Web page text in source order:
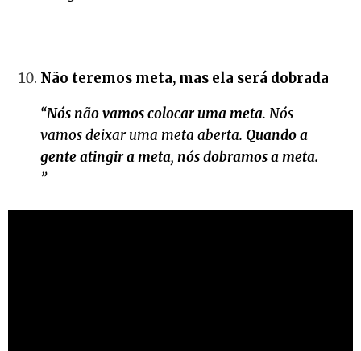
Não teremos meta, mas ela será dobrada
“Nós não vamos colocar uma meta. Nós
vamos deixar uma meta aberta. Quando a
gente atingir a meta, nós dobramos a meta.
”